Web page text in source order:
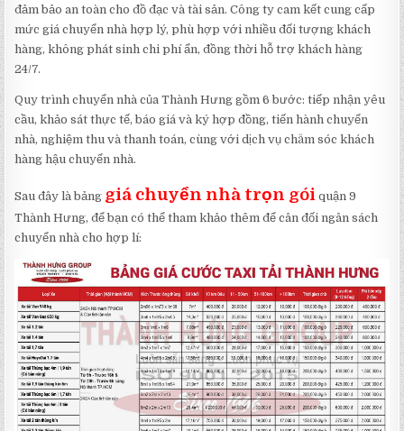
đảm bảo an toàn cho đồ đạc và tài sản. Công ty cam kết cung cấp
mức giá chuyển nhà hợp lý, phù hợp với nhiều đối tượng khách
hàng, không phát sinh chi phí ẩn, đồng thời hỗ trợ khách hàng
24/7.
Quy trình chuyển nhà của Thành Hưng gồm 6 bước: tiếp nhận yêu
cầu, khảo sát thực tế, báo giá và ký hợp đồng, tiến hành chuyển
nhà, nghiệm thu và thanh toán, cùng với dịch vụ chăm sóc khách
hàng hậu chuyển nhà.
Sau đây là bảng giá chuyển nhà trọn gói quận 9
Thành Hưng, để bạn có thể tham khảo thêm để cân đối ngân sách
chuyển nhà cho hợp lí: